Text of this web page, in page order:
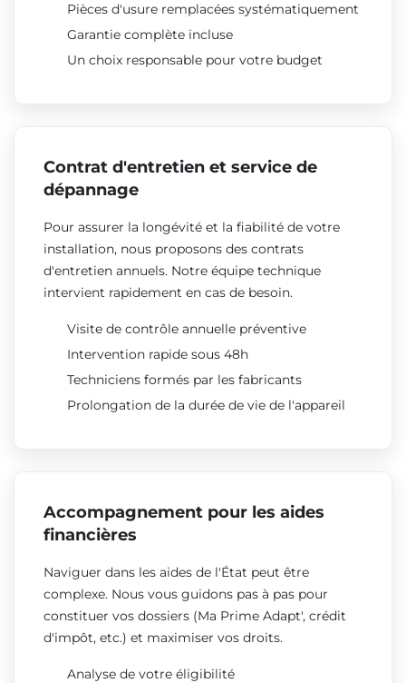
Pièces d'usure remplacées systématiquement
Garantie complète incluse
Un choix responsable pour votre budget
Contrat d'entretien et service de
dépannage
Pour assurer la longévité et la fiabilité de votre
installation, nous proposons des contrats
d'entretien annuels. Notre équipe technique
intervient rapidement en cas de besoin.
Visite de contrôle annuelle préventive
Intervention rapide sous 48h
Techniciens formés par les fabricants
Prolongation de la durée de vie de l'appareil
Accompagnement pour les aides
financières
Naviguer dans les aides de l'État peut être
complexe. Nous vous guidons pas à pas pour
constituer vos dossiers (Ma Prime Adapt', crédit
d'impôt, etc.) et maximiser vos droits.
Analyse de votre éligibilité